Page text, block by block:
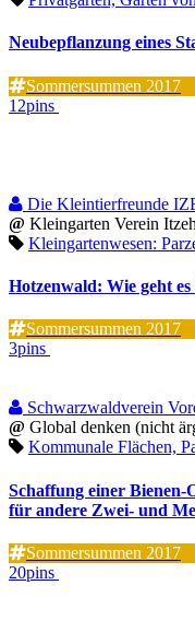
Neubepflanzung eines
Sommersummen 2017
12pins
Die Kleintierfreunde
@ Kleingarten Verein
Kleingartenwesen:
Hotzenwald: Wie geht
Sommersummen 2017
3pins
Schwarzwaldverein
@ Global denken (nicht
Kommunale Flächen,
Schaffung einer Bienen-
für andere Zwei- und
Sommersummen 2017
20pins